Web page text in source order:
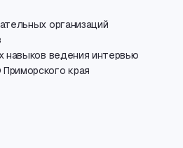
организаций
навыков ведения интервью
края